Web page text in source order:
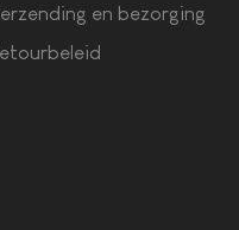
en bezorging